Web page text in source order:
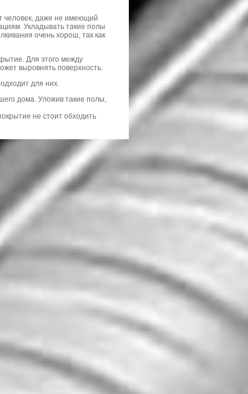
человек, даже не имеющий
Укладывать такие полы
очень хорош, так как
Для этого между
выровнять поверхность.
для них.
дома. Уложив такие полы,
не стоит обходить